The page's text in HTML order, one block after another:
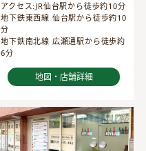
アクセス:JR仙台駅から徒歩約10分
地下鉄東西線 仙台駅から徒歩約10
分
地下鉄南北線 広瀬通駅から徒歩約
6分
地図・店舗詳細